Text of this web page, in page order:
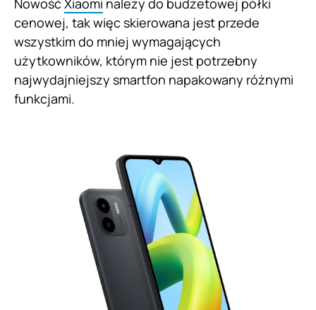
NowośćXiaomi należy do budżetowej półki
cenowej, tak więc skierowana jest przede
wszystkim do mniej wymagających
użytkowników, którym nie jest potrzebny
najwydajniejszy smartfon napakowany różnymi
funkcjami.